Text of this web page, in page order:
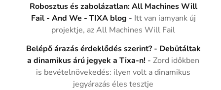
Robosztus és zabolázatlan: All Machines Will
Fail - And We - TIXA blog - Itt van iamyank új
projektje, az All Machines Will Fail
Belépő árazás érdeklődés szerint? - Debütáltak
a dinamikus árú jegyek a Tixa-n! -Zord időkben
is bevételnövekedés: ilyen volt a dinamikus
jegyárazás éles tesztje